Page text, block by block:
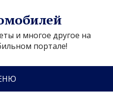
и многое другое на
портале!